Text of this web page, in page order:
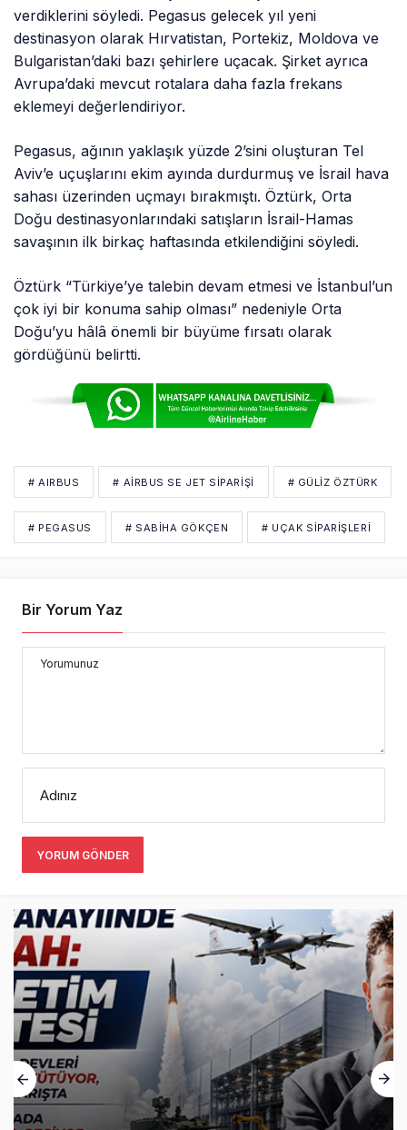
verdiklerini söyledi. Pegasus gelecek yıl yeni
destinasyon olarak Hırvatistan, Portekiz, Moldova ve
Bulgaristan’daki bazı şehirlere uçacak. Şirket ayrıca
Avrupa’daki mevcut rotalara daha fazla frekans
eklemeyi değerlendiriyor.
Pegasus, ağının yaklaşık yüzde 2’sini oluşturan Tel
Aviv’e uçuşlarını ekim ayında durdurmuş ve İsrail hava
sahası üzerinden uçmayı bırakmıştı. Öztürk, Orta
Doğu destinasyonlarındaki satışların İsrail-Hamas
savaşının ilk birkaç haftasında etkilendiğini söyledi.
Öztürk “Türkiye’ye talebin devam etmesi ve İstanbul’un
çok iyi bir konuma sahip olması” nedeniyle Orta
Doğu’yu hâlâ önemli bir büyüme fırsatı olarak
gördüğünü belirtti.
# AIRBUS # AIRBUS SE JET SIPARIŞI # GÜLIZ ÖZTÜRK
# PEGASUS # SABIHA GÖKÇEN # UÇAK SIPARIŞLERI
Bir Yorum Yaz
Yorumunuz
Adınız
YORUM GÖNDER